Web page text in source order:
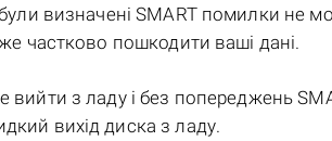
визначені SMART помилки не
частково пошкодити ваші дані.
з ладу і без попереджень
вихід диска з ладу.